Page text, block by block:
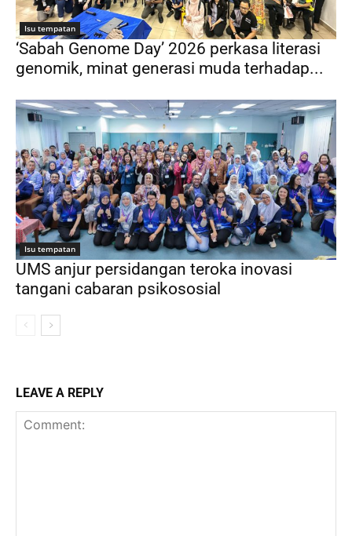
Isu tempatan
‘Sabah Genome Day’ 2026 perkasa literasi
genomik, minat generasi muda terhadap...
Isu tempatan
UMS anjur persidangan teroka inovasi
tangani cabaran psikososial
LEAVE A REPLY